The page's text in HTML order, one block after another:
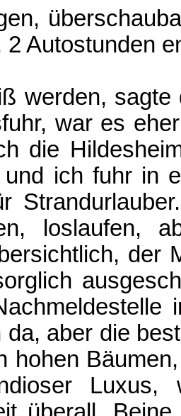
2 Autostunden
werden,
war es
die
ich fuhr in
loslaufen,
der
aber die
hohen